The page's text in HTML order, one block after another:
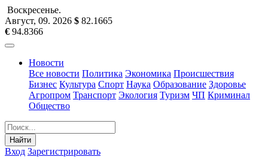
Воскресенье.
Август, 09. 2026 $ 82.1665
€ 94.8366
Новости
Все новости Политика Экономика Происшествия
Бизнес Культура Спорт Наука Образование Здоровье
Агропром Транспорт Экология Туризм ЧП Криминал
Общество
Найти
Вход Зарегистрировать